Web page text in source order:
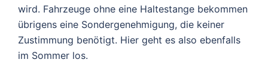
wird. Fahrzeuge ohne eine Haltestange bekommen
übrigens eine Sondergenehmigung, die keiner
Zustimmung benötigt. Hier geht es also ebenfalls
im Sommer los.